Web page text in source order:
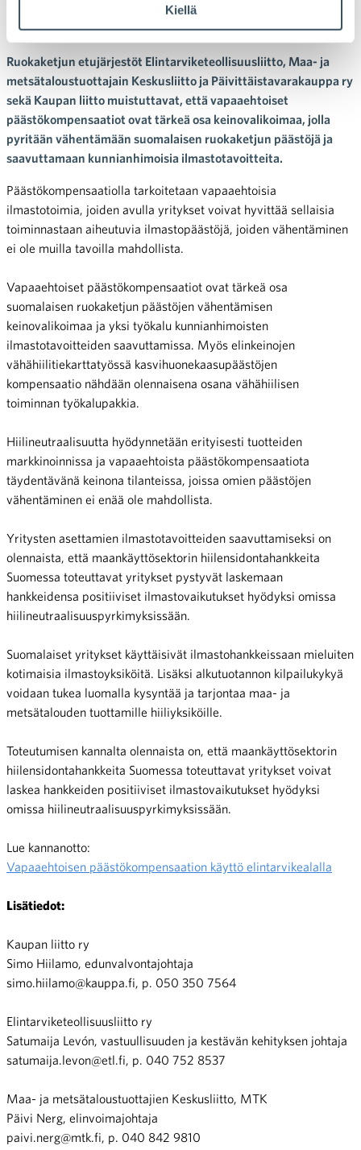
Kiellä
puolesta
Ruokaketjun etujärjestöt Elintarviketeollisuusliitto, Maa- ja
metsätaloustuottajain Keskusliitto ja Päivittäistavarakauppa ry
sekä Kaupan liitto muistuttavat, että vapaaehtoiset
päästökompensaatiot ovat tärkeä osa keinovalikoimaa, jolla
pyritään vähentämään suomalaisen ruokaketjun päästöjä ja
saavuttamaan kunnianhimoisia ilmastotavoitteita.
Päästökompensaatiolla tarkoitetaan vapaaehtoisia
ilmastotoimia, joiden avulla yritykset voivat hyvittää sellaisia
toiminnastaan aiheutuvia ilmastopäästöjä, joiden vähentäminen
ei ole muilla tavoilla mahdollista.
Vapaaehtoiset päästökompensaatiot ovat tärkeä osa
suomalaisen ruokaketjun päästöjen vähentämisen
keinovalikoimaa ja yksi työkalu kunnianhimoisten
ilmastotavoitteiden saavuttamissa. Myös elinkeinojen
vähähiilitiekarttatyössä kasvihuonekaasupäästöjen
kompensaatio nähdään olennaisena osana vähähiilisen
toiminnan työkalupakkia.
Hiilineutraalisuutta hyödynnetään erityisesti tuotteiden
markkinoinnissa ja vapaaehtoista päästökompensaatiota
täydentävänä keinona tilanteissa, joissa omien päästöjen
vähentäminen ei enää ole mahdollista.
Yritysten asettamien ilmastotavoitteiden saavuttamiseksi on
olennaista, että maankäyttösektorin hiilensidontahankkeita
Suomessa toteuttavat yritykset pystyvät laskemaan
hankkeidensa positiiviset ilmastovaikutukset hyödyksi omissa
hiilineutraalisuuspyrkimyksissään.
Suomalaiset yritykset käyttäisivät ilmastohankkeissaan mieluiten
kotimaisia ilmastoyksiköitä. Lisäksi alkutuotannon kilpailukykyä
voidaan tukea luomalla kysyntää ja tarjontaa maa- ja
metsätalouden tuottamille hiiliyksiköille.
Toteutumisen kannalta olennaista on, että maankäyttösektorin
hiilensidontahankkeita Suomessa toteuttavat yritykset voivat
laskea hankkeiden positiiviset ilmastovaikutukset hyödyksi
omissa hiilineutraalisuuspyrkimyksissään.
Lue kannanotto:
Vapaaehtoisen päästökompensaation käyttö elintarvikealalla
Lisätiedot:
Kaupan liitto ry
Simo Hiilamo, edunvalvontajohtaja
simo.hiilamo@kauppa.fi, p. 050 350 7564
Elintarviketeollisuusliitto ry
Satumaija Levón, vastuullisuuden ja kestävän kehityksen johtaja
satumaija.levon@etl.fi, p. 040 752 8537
Maa- ja metsätaloustuottajien Keskusliitto, MTK
Päivi Nerg, elinvoimajohtaja
paivi.nerg@mtk.fi, p. 040 842 9810